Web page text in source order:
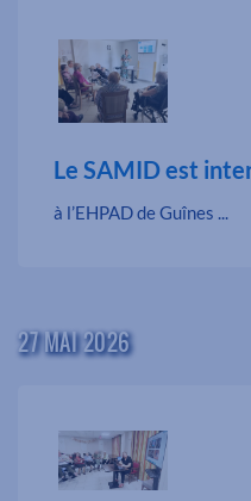
Le SAMID est
à l’EHPAD de Guînes ...
27 MAI 2026